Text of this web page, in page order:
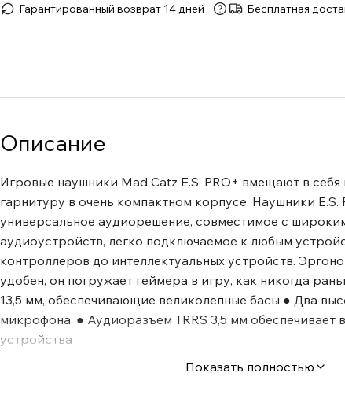
Гарантированный возврат 14 дней Бесплатная
Описание
Игровые наушники Mad Catz E.S. PRO+ вмещают в
гарнитуру в очень компактном корпусе. Наушники
универсальное аудиорешение, совместимое с
аудиоустройств, легко подключаемое к любым
контроллеров до интеллектуальных устройств.
удобен, он погружает геймера в игру, как никогда
13,5 мм, обеспечивающие великолепные басы ● Два
микрофона. ● Аудиоразъем TRRS 3,5 мм обеспечивает
устройства
Показать полностью